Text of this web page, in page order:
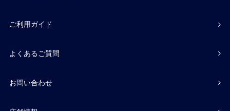
ご利用ガイド
よくあるご質問
お問い合わせ